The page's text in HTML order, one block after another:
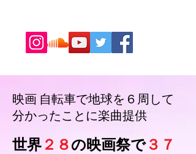
映画 自転車で地球を６周して
分かったことに楽曲提供
​世界 ２８の映画祭で３７